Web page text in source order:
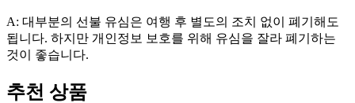
A: 대부분의 선불 유심은 여행 후 별도의 조치 없이 폐기해도
됩니다. 하지만 개인정보 보호를 위해 유심을 잘라 폐기하는
것이 좋습니다.
추천 상품